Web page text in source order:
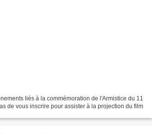
liés à la commémoration de l'Armistice du 11
de vous inscrire pour assister à la projection du film